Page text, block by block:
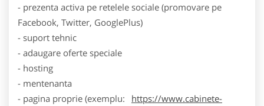
- prezenta activa pe retelele sociale (promovare pe
Facebook, Twitter, GooglePlus)
- suport tehnic
- adaugare oferte speciale
- hosting
- mentenanta
- pagina proprie (exemplu:
https://www.cabinete-